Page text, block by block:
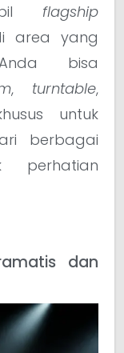
flagship
area yang
bisa
, turntable,
untuk
berbagai
perhatian
dan